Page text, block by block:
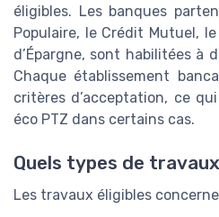
éligibles. Les banques
Populaire, le Crédit Mutuel,
d’Épargne, sont habilitées à
Chaque établissement
critères d’acceptation, ce
éco PTZ dans certains cas.
Quels types de
Les travaux éligibles